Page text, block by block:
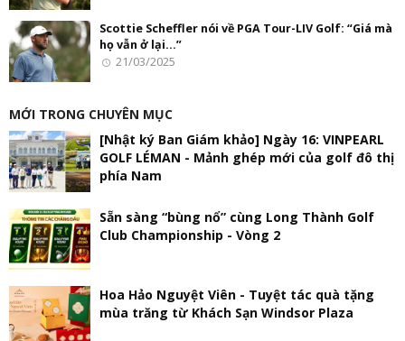
Scottie Scheffler nói về PGA Tour-LIV Golf: “Giá mà
họ vẫn ở lại…”
21/03/2025
MỚI TRONG CHUYÊN MỤC
[Nhật ký Ban Giám khảo] Ngày 16: VINPEARL
GOLF LÉMAN - Mảnh ghép mới của golf đô thị
phía Nam
Sẵn sàng “bùng nổ” cùng Long Thành Golf
Club Championship - Vòng 2
Hoa Hảo Nguyệt Viên - Tuyệt tác quà tặng
mùa trăng từ Khách Sạn Windsor Plaza